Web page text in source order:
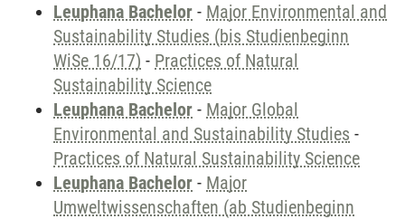
Leuphana Bachelor - Major Environmental and
Sustainability Studies (bis Studienbeginn
WiSe 16/17) - Practices of Natural
Sustainability Science
Leuphana Bachelor - Major Global
Environmental and Sustainability Studies -
Practices of Natural Sustainability Science
Leuphana Bachelor - Major
Umweltwissenschaften (ab Studienbeginn